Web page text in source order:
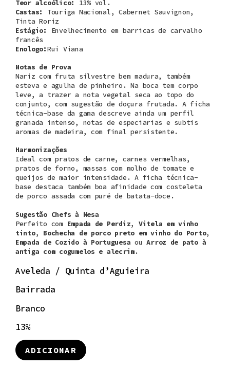
Teor alcoólico:
13% vol.
Castas:
Touriga Nacional, Cabernet Sauvignon,
Tinta Roriz
Estágio:
Envelhecimento em barricas de carvalho
francês
Enologo:Rui Viana
Notas de Prova
Nariz com fruta silvestre bem madura, também
esteva e agulha de pinheiro. Na boca tem corpo
leve, a trazer a nota vegetal seca ao topo do
conjunto, com sugestão de doçura frutada. A ficha
técnica-base da gama descreve ainda um perfil
granada intenso, notas de especiarias e subtis
aromas de madeira, com final persistente.
Harmonizações
Ideal com pratos de carne, carnes vermelhas,
pratos de forno, massas com molho de tomate e
queijos de maior intensidade. A ficha técnica-
base destaca também boa afinidade com costeleta
de porco assada com puré de batata-doce.
Sugestão Chefs à Mesa
Perfeito com Empada de Perdiz, Vitela em vinho
tinto, Bochecha de porco preto em vinho do Porto,
Empada de Cozido à Portuguesa ouArroz de pato à
antiga com cogumelos e alecrim.
Aveleda / Quinta d’Aguieira
Bairrada
Branco
13%
ADICIONAR